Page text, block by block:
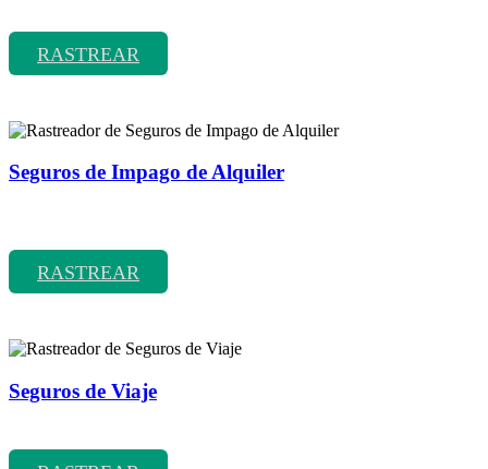
RASTREAR
Seguros de Impago de Alquiler
RASTREAR
Seguros de Viaje